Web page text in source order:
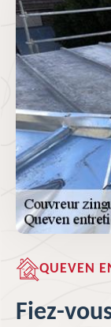
QUEVEN
Fiez-